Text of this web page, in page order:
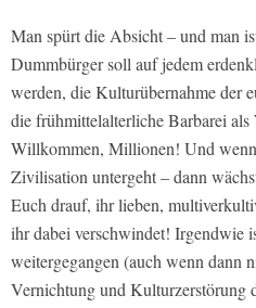
Man spürt die Absicht – und man
Dummbürger soll auf jedem
werden, die Kulturübernahme der
die frühmittelalterliche Barbarei
Willkommen, Millionen! Und
Zivilisation untergeht – dann
Euch drauf, ihr lieben,
ihr dabei verschwindet! Irgendwie
weitergegangen (auch wenn dann
Vernichtung und Kulturzerstörung